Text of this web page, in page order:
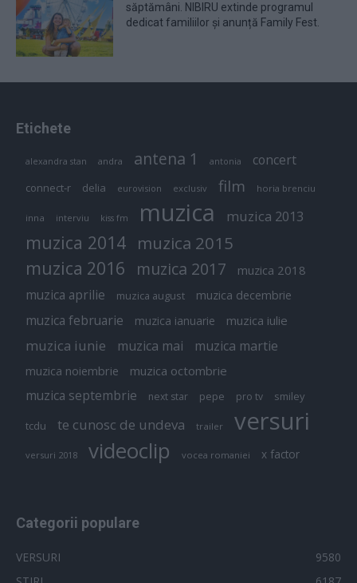
săptămâni. NIBIRU extinde programul
dedicat familiilor și anunță Family Fest.
Etichete
alexandra stan andra antena 1 antonia concert
connect-r delia eurovision exclusiv film horia brenciu
inna interviu kiss fm muzica muzica 2013
muzica 2014 muzica 2015
muzica 2016 muzica 2017 muzica 2018
muzica aprilie muzica august muzica decembrie
muzica februarie muzica ianuarie muzica iulie
muzica iunie muzica mai muzica martie
muzica noiembrie muzica octombrie
muzica septembrie next star pepe pro tv smiley
tcdu te cunosc de undeva trailer versuri
versuri 2018 videoclip vocea romaniei x factor
Categorii populare
VERSURI
9580